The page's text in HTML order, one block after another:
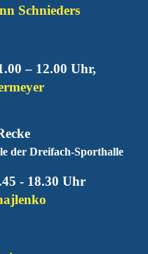
Schnieders
– 12.00 Uhr,
der Dreifach-Sporthalle
- 18.30 Uhr